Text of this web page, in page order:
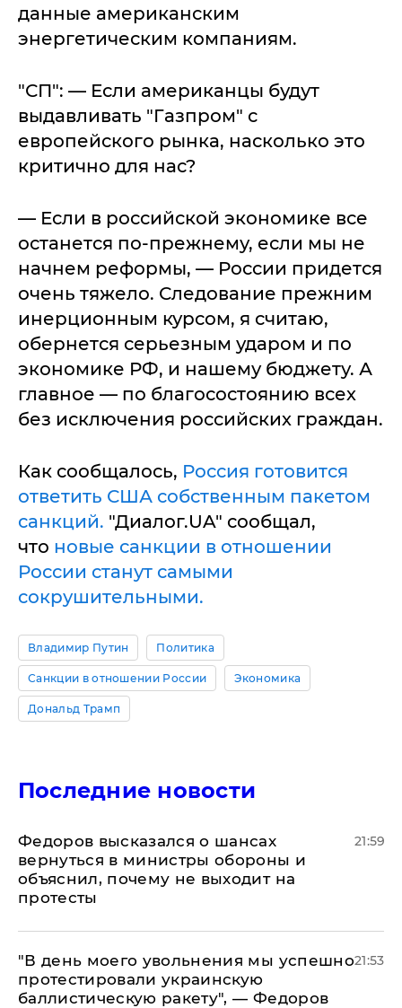
данные американским
энергетическим компаниям.
"СП": — Если американцы будут
выдавливать "Газпром" с
европейского рынка, насколько это
критично для нас?
— Если в российской экономике все
останется по-прежнему, если мы не
начнем реформы, — России придется
очень тяжело. Следование прежним
инерционным курсом, я считаю,
обернется серьезным ударом и по
экономике РФ, и нашему бюджету. А
главное — по благосостоянию всех
без исключения российских граждан.
Как сообщалось, Россия готовится
ответить США собственным пакетом
санкций. "Диалог.UA" сообщал,
что новые санкции в отношении
России станут самыми
сокрушительными.
Владимир Путин Политика
Санкции в отношении России Экономика
Дональд Трамп
Последние новости
Федоров высказался о шансах
вернуться в министры обороны и
объяснил, почему не выходит на
протесты
21:59
​"В день моего увольнения мы успешно
протестировали украинскую
баллистическую ракету", — Федоров
21:53